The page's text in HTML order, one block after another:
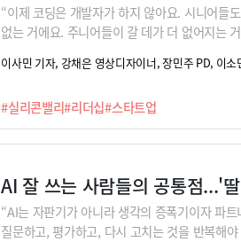
#실리콘밸리#리더십#스타트업
“이제 코딩은 개발자가 하지 않아요. 시니어들
없는 거에요. 주니어들이 갈 데가 더 없어지는
I 때문에 실리콘밸리 취업난이 얼마나 심각한지
이사민 기자, 강채은 영상디자이너, 장민주 PD, 이소
AI 잘 쓰는 사람들의 공통점...'
“AI는 자판기가 아니라 생각의 증폭기이자 파
질문하고, 평가하고, 다시 고치는 것을 반복해